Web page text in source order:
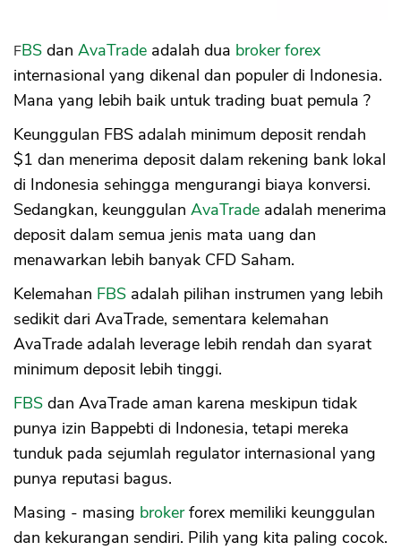
FBS dan AvaTrade adalah dua broker forex
internasional yang dikenal dan populer di Indonesia.
Mana yang lebih baik untuk trading buat pemula ?
Keunggulan FBS adalah minimum deposit rendah
$1 dan menerima deposit dalam rekening bank lokal
di Indonesia sehingga mengurangi biaya konversi.
Sedangkan, keunggulan AvaTrade adalah menerima
deposit dalam semua jenis mata uang dan
menawarkan lebih banyak CFD Saham.
Kelemahan FBS adalah pilihan instrumen yang lebih
sedikit dari AvaTrade, sementara kelemahan
AvaTrade adalah leverage lebih rendah dan syarat
minimum deposit lebih tinggi.
FBS dan AvaTrade aman karena meskipun tidak
punya izin Bappebti di Indonesia, tetapi mereka
tunduk pada sejumlah regulator internasional yang
punya reputasi bagus.
Masing - masing brokerforex memiliki keunggulan
dan kekurangan sendiri. Pilih yang kita paling cocok.